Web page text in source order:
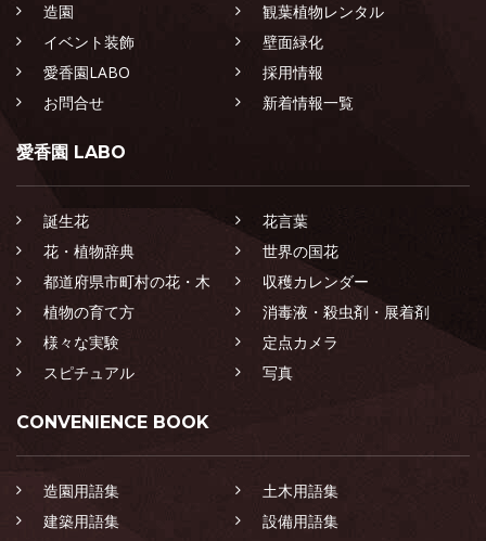
造園
観葉植物レンタル
イベント装飾
壁面緑化
愛香園LABO
採用情報
お問合せ
新着情報一覧
愛香園 LABO
誕生花
花言葉
花・植物辞典
世界の国花
都道府県市町村の花・木
収穫カレンダー
植物の育て方
消毒液・殺虫剤・展着剤
様々な実験
定点カメラ
スピチュアル
写真
CONVENIENCE BOOK
造園用語集
土木用語集
建築用語集
設備用語集